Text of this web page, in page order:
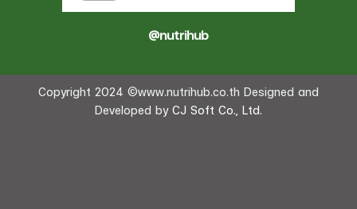
@nutrihub
Copyright 2024 ©www.nutrihub.co.th Designed and
Developed by CJ Soft Co., Ltd.